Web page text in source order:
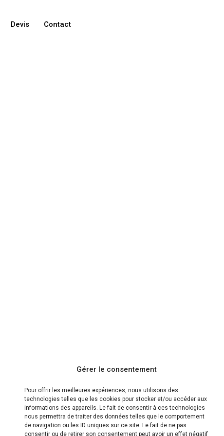
Gérer le consentement
Pour offrir les meilleures expériences, nous utilisons des
technologies telles que les cookies pour stocker et/ou accéder aux
informations des appareils. Le fait de consentir à ces technologies
nous permettra de traiter des données telles que le comportement
de navigation ou les ID uniques sur ce site. Le fait de ne pas
consentir ou de retirer son consentement peut avoir un effet négatif
Devis Contact